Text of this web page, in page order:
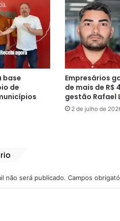
base
de
Empresários
de mais de R$
gestão Rafael
2 de julho de
não será publicado. Campos